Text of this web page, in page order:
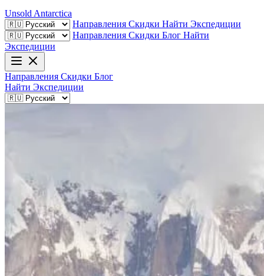
Unsold Antarctica
Направления Скидки Найти Экспедиции
Направления Скидки Блог Найти
Экспедиции
Направления Скидки Блог
Найти Экспедиции